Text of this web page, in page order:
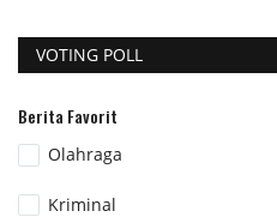
VOTING POLL
Berita Favorit
Olahraga
Kriminal